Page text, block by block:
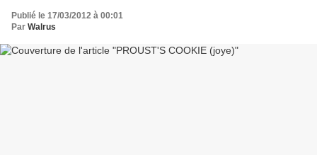
Publié le 17/03/2012 à 00:01
Par Walrus